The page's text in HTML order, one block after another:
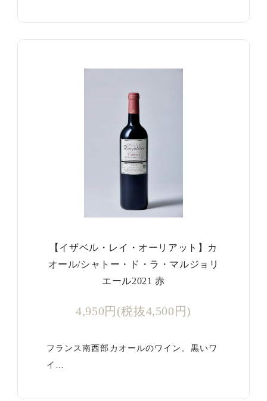
【イザベル・レイ・オーリアット】カ
オール/シャトー・ド・ラ・マルジョリ
エール2021 赤
4,950円(税抜4,500円)
フランス南西部カオールのワイン。黒いワ
イ…